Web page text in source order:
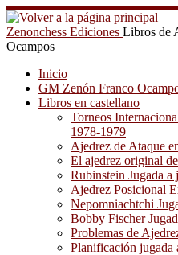
Saltar
al
contenido
Zenonchess Ediciones Libros de
Ocampos
Inicio
GM Zenón Franco
Libros en castellano
Torneos
1978-1979
Ajedrez de Ataque
El ajedrez original
Rubinstein Jugada a
Ajedrez Posicional
Nepomniachtchi
Bobby Fischer
Problemas de
Planificación jugada